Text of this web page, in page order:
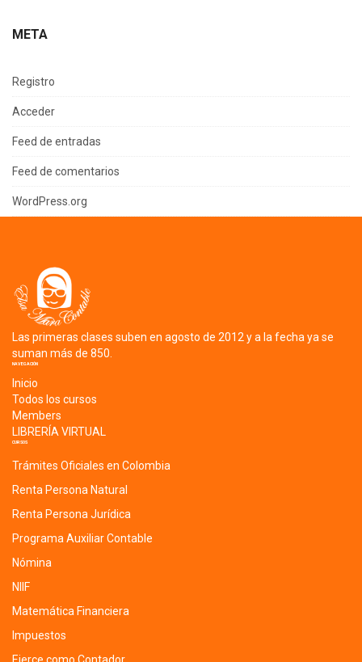
META
Registro
Acceder
Feed de entradas
Feed de comentarios
WordPress.org
Las primeras clases suben en agosto de 2012 y a la fecha ya se
suman más de 850.
NAVEGACIÓN
Inicio
Todos los cursos
Members
LIBRERÍA VIRTUAL
CURSOS
Trámites Oficiales en Colombia
Renta Persona Natural
Renta Persona Jurídica
Programa Auxiliar Contable
Nómina
NIIF
Matemática Financiera
Impuestos
Ejerce como Contador